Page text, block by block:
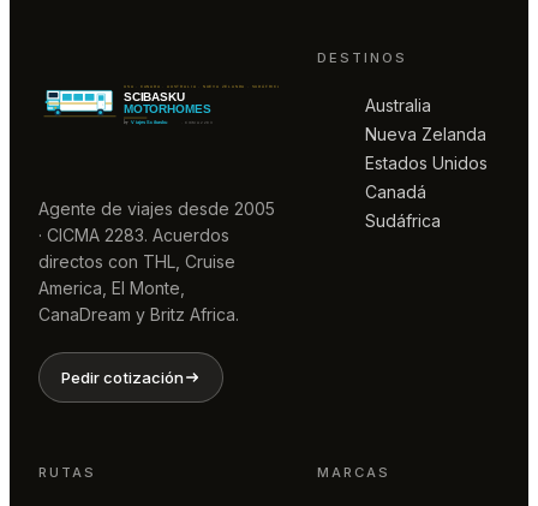
Agente de viajes desde 2005
· CICMA 2283. Acuerdos
directos con THL, Cruise
America, El Monte,
CanaDream y Britz Africa.
Pedir cotización
DESTINOS
Australia
Nueva Zelanda
Estados Unidos
Canadá
Sudáfrica
RUTAS MARCAS